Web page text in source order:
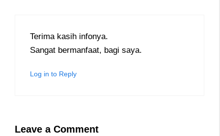
Terima kasih infonya.
Sangat bermanfaat, bagi saya.
Log in to Reply
Leave a Comment